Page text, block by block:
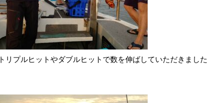
トリプルヒットやダブルヒットで数を伸ばしていただきました